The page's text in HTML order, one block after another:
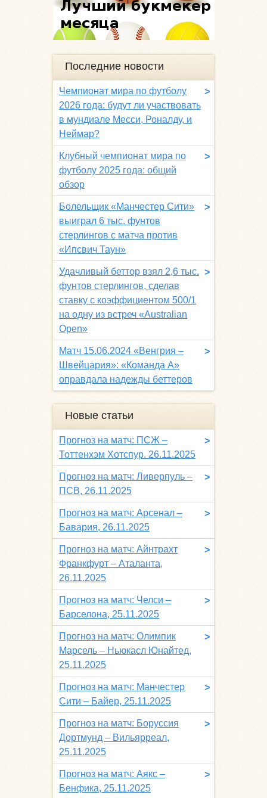
Последние новости
>
Чемпионат мира по футболу
2026 года: будут ли участвовать
в мундиале Месси, Роналду, и
Неймар?
>
Клубный чемпионат мира по
футболу 2025 года: общий
обзор
>
Болельщик «Манчестер Сити»
выиграл 6 тыс. фунтов
стерлингов с матча против
«Ипсвич Таун»
>
Удачливый беттор взял 2,6 тыс.
фунтов стерлингов, сделав
ставку с коэффициентом 500/1
на одну из встреч «Australian
Open»
>
Матч 15.06.2024 «Венгрия –
Швейцария»: «Команда A»
оправдала надежды беттеров
Новые статьи
>
Прогноз на матч: ПСЖ –
Тоттенхэм Хотспур. 26.11.2025
>
Прогноз на матч: Ливерпуль –
ПСВ, 26.11.2025
>
Прогноз на матч: Арсенал –
Бавария, 26.11.2025
>
Прогноз на матч: Айнтрахт
Франкфурт – Аталанта,
26.11.2025
>
Прогноз на матч: Челси –
Барселона, 25.11.2025
>
Прогноз на матч: Олимпик
Марсель – Ньюкасл Юнайтед,
25.11.2025
>
Прогноз на матч: Манчестер
Сити – Байер, 25.11.2025
>
Прогноз на матч: Боруссия
Дортмунд – Вильярреал,
25.11.2025
>
Прогноз на матч: Аякс –
Бенфика, 25.11.2025